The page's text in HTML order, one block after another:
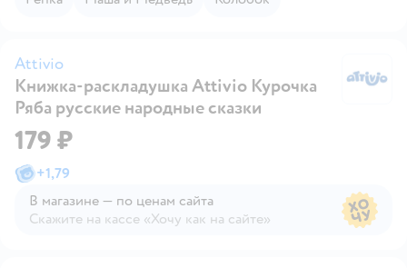
Attivio
Книжка-раскладушка Attivio Курочка
Ряба русские народные сказки
179 ₽
+1,79
В магазине — по ценам сайта
Скажите на кассе «Хочу как на сайте»